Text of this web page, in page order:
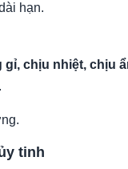
hạn.
gỉ, chịu nhiệt, chịu
.
tinh